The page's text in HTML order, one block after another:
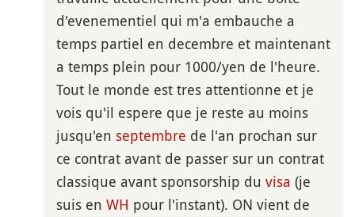
d'evenementiel qui m'a embauche a
temps partiel en decembre et maintenant
a temps plein pour 1000/yen de l'heure.
Tout le monde est tres attentionne et je
vois qu'il espere que je reste au moins
jusqu'en septembre de l'an prochan sur
ce contrat avant de passer sur un contrat
classique avant sponsorship du visa (je
suis en WH pour l'instant). ON vient de